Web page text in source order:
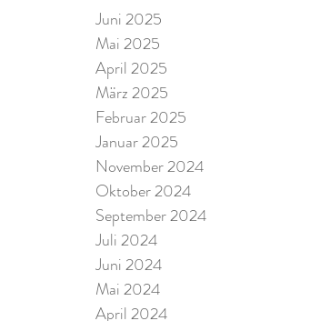
Juni 2025
Mai 2025
April 2025
März 2025
Februar 2025
Januar 2025
November 2024
Oktober 2024
September 2024
Juli 2024
Juni 2024
Mai 2024
April 2024